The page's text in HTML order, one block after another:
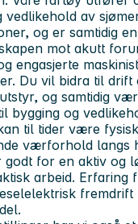
vedlikehold av
og er samtidig
mot akutt
engasjerte
Du vil bidra til drift
og samtidig
bygging og
til tider være
værforhold langs
for en aktiv og
arbeid. Erfaring
fremdrift